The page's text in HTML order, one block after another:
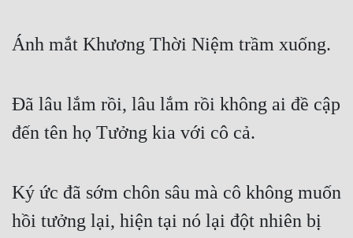
Ánh mắt Khương Thời Niệm trầm xuống.
Đã lâu lắm rồi, lâu lắm rồi không ai đề cập
đến tên họ Tưởng kia với cô cả.
Ký ức đã sớm chôn sâu mà cô không muốn
hồi tưởng lại, hiện tại nó lại đột nhiên bị